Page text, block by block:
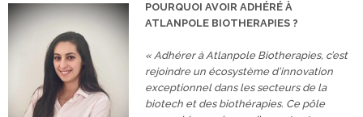
POURQUOI AVOIR ADHÉRÉ À
ATLANPOLE BIOTHERAPIES ?
« Adhérer à Atlanpole Biotherapies, c’est
rejoindre un écosystème d’innovation
exceptionnel dans les secteurs de la
biotech et des biothérapies. Ce pôle